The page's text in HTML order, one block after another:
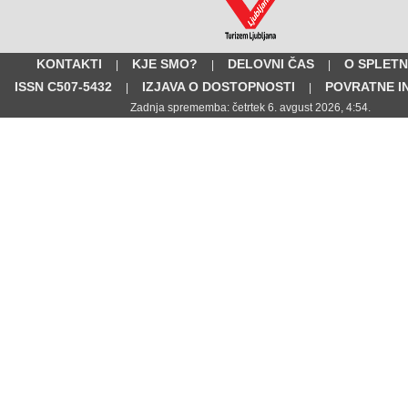
KONTAKTI | KJE SMO? | DELOVNI ČAS |
O
ISSN C507-5432
| IZJAVA O DOSTOPNOSTI | POVRATNE
Zadnja sprememba: četrtek 6. avgust 2026, 4:54.